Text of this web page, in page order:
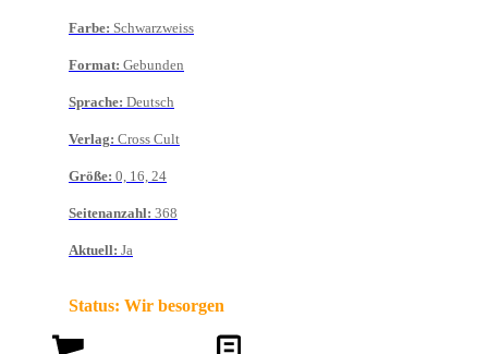
Farbe: Schwarzweiss
Format: Gebunden
Sprache: Deutsch
Verlag: Cross Cult
Größe: 0, 16, 24
Seitenanzahl: 368
Aktuell: Ja
Status: Wir besorgen